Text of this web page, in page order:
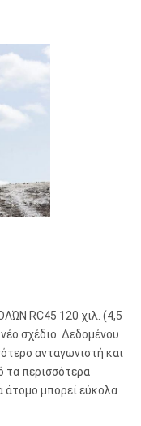
RC45 120 χιλ. (4,5
σχέδιο. Δεδομένου
ανταγωνιστή και
τα περισσότερα
άτομο μπορεί εύκολα